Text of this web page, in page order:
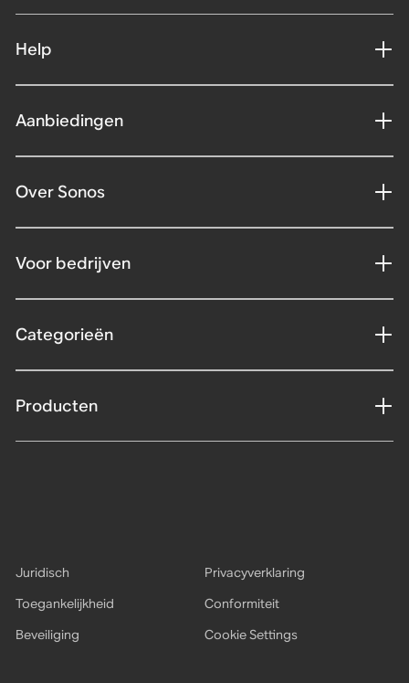
Help
Aanbiedingen
Over Sonos
Voor bedrijven
Categorieën
Producten
Juridisch
Privacyverklaring
Toegankelijkheid
Conformiteit
Beveiliging
Cookie Settings